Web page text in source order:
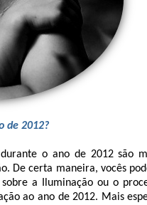
de 2012?
o ano de 2012 são
De certa maneira, vocês
a Iluminação ou o
ao ano de 2012. Mais